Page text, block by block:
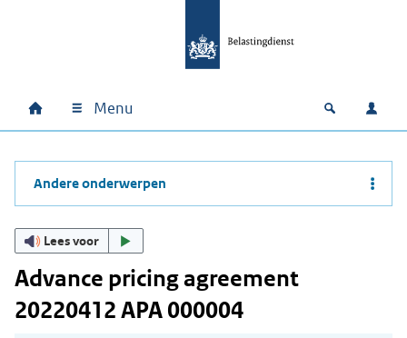
Hoofdnavigatie
Home Menu Open
Andere onderwerpen
Lees voor
Advance pricing agreement
20220412 APA 000004